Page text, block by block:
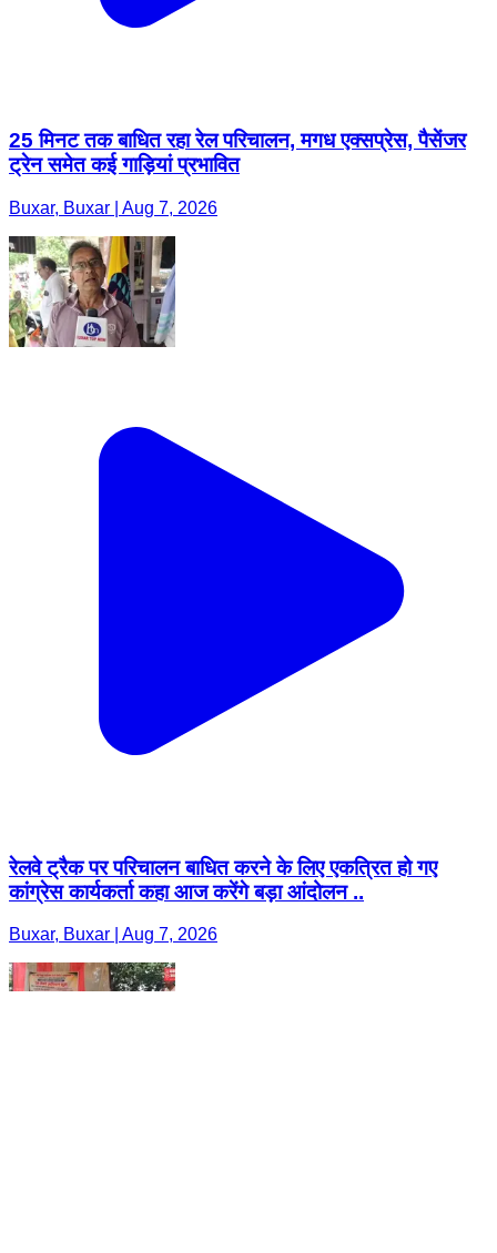
25 मिनट तक बाधित रहा रेल परिचालन, मगध एक्सप्रेस, पैसेंजर
ट्रेन समेत कई गाड़ियां प्रभावित
Buxar, Buxar | Aug 7, 2026
रेलवे ट्रैक पर परिचालन बाधित करने के लिए एकत्रित हो गए
कांग्रेस कार्यकर्ता कहा आज करेंगे बड़ा आंदोलन ..
Buxar, Buxar | Aug 7, 2026